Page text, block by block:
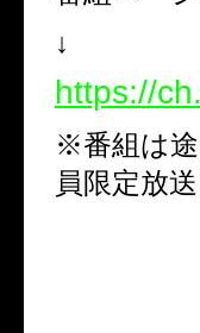
↓
https://
※番組は
員限定放